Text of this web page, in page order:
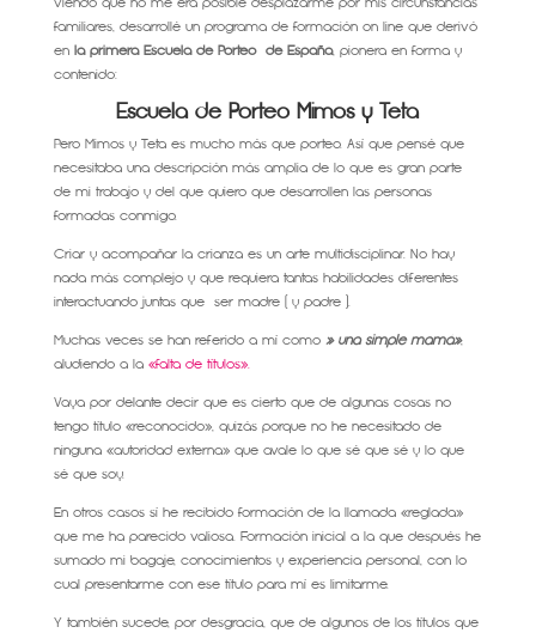
familiares, desarrollé un programa de formación on line que derivó
en la primera Escuela de Porteo de España, pionera en forma y
contenido:
Escuela de Porteo Mimos y Teta
Pero Mimos y Teta es mucho más que porteo. Así que pensé que
necesitaba una descripción más amplia de lo que es gran parte
de mi trabajo y del que quiero que desarrollen las personas
formadas conmigo.
Criar y acompañar la crianza es un arte multidisciplinar. No hay
nada más complejo y que requiera tantas habilidades diferentes
interactuando juntas que ser madre ( y padre ).
Muchas veces se han referido a mí como » una simple mamá»,
aludiendo a la «falta de títulos».
Vaya por delante decir que es cierto que de algunas cosas no
tengo título «reconocido», quizás porque no he necesitado de
ninguna «autoridad externa» que avale lo que sé que sé y lo que
sé que soy.
En otros casos sí he recibido formación de la llamada «reglada»
que me ha parecido valiosa. Formación inicial a la que después he
sumado mi bagaje, conocimientos y experiencia personal, con lo
cual presentarme con ese título para mí es limitarme.
Y también sucede, por desgracia, que de algunos de los títulos que